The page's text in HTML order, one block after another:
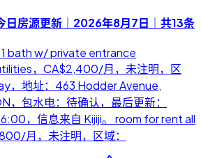
房源更新｜2026年8月7日｜共13条
bath w/ private entrance
，CA$2,400/月，未注明，区
，地址：463 Hodder Avenue,
，包水电：待确认，最后更新：
，信息来自 Kijiji。 room for rent all
月，未注明，区域：